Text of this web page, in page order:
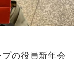
の役員新年会